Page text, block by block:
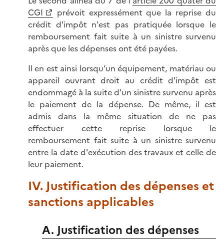
CGI
prévoit expressément que la reprise du
crédit d'impôt n'est pas pratiquée lorsque le
remboursement fait suite à un sinistre survenu
après que les dépenses ont été payées.
Il en est ainsi lorsqu’un équipement, matériau ou
appareil ouvrant droit au crédit d'impôt est
endommagé à la suite d'un sinistre survenu après
le paiement de la dépense. De même, il est
admis dans la même situation de ne pas
effectuer cette reprise lorsque le
remboursement fait suite à un sinistre survenu
entre la date d'exécution des travaux et celle de
leur paiement.
IV. Justification des dépenses et
sanctions applicables
A. Justification des dépenses